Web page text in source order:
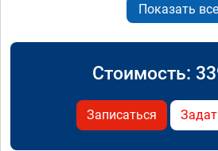
Показать все
Стоимость:
Записаться